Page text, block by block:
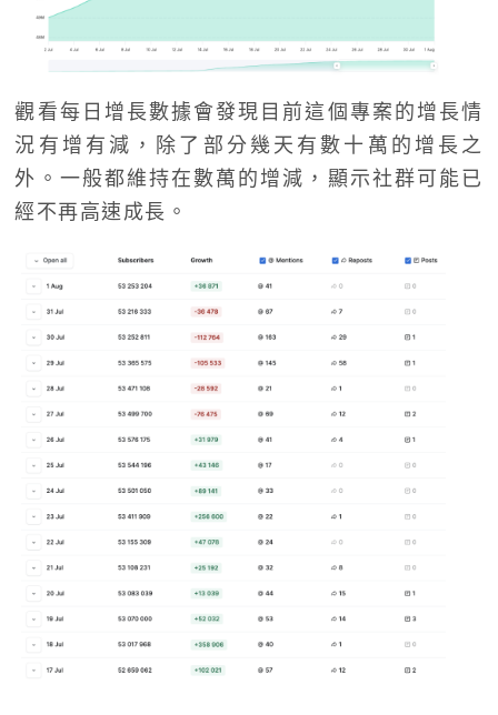
觀看每日增長數據會發現目前這個專案的增長情
況有增有減，除了部分幾天有數十萬的增長之
外。一般都維持在數萬的增減，顯示社群可能已
經不再高速成長。